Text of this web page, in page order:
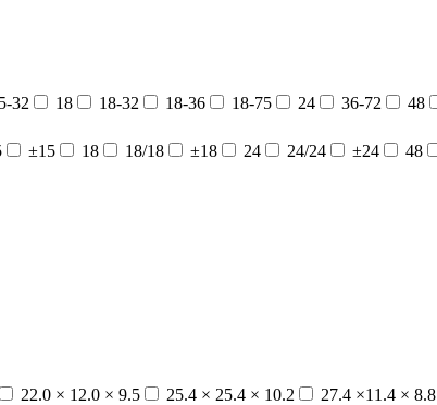
32 18 18-32 18-36 18-75 24 36-72 48
±15 18 18/18 ±18 24 24/24 ±24 48
22.0 × 12.0 × 9.5 25.4 × 25.4 × 10.2 27.4 ×11.4 × 8.8